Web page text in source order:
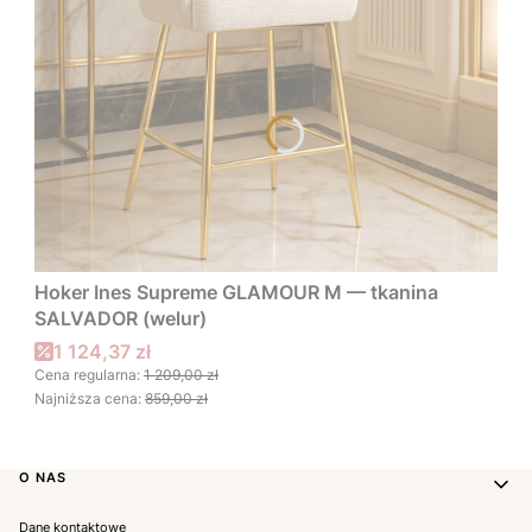
Hoker Ines Supreme GLAMOUR M — tkanina
SALVADOR (welur)
Cena promocyjna
1 124,37 zł
Cena regularna: 1 209,00 zł
Najniższa cena: 859,00 zł
Linki w stopce
O NAS
Dane kontaktowe